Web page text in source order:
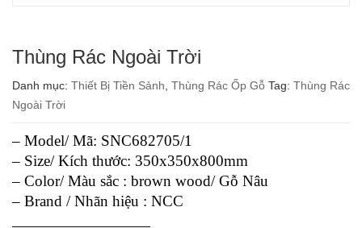
Thùng Rác Ngoài Trời
Danh mục: Thiết Bị Tiền Sảnh, Thùng Rác Ốp Gỗ Tag: Thùng Rác
Ngoài Trời
– Model/ Mã: SNC682705/1
– Size/ Kích thước: 350x350x800mm
– Color/ Màu sắc : brown wood/ Gỗ Nâu
– Brand / Nhãn hiệu : NCC